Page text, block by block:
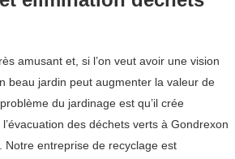
amusant et, si l’on veut avoir une vision
beau jardin peut augmenter la valeur de
du jardinage est qu’il crée
des déchets verts à Gondrexon
Notre entreprise de recyclage est